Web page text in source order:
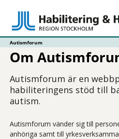
Autismforum
Om
Autismforum är en
habiliteringens stöd till
autism.
Autismforum vänder sig till
anhöriga samt till